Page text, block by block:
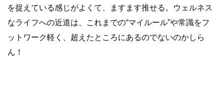
を捉えている感じがよくて、ますます推せる。ウェルネス
なライフへの近道は、これまでの“マイルール”や常識をフ
ットワーク軽く、超えたところにあるのでないのかしら
ん！